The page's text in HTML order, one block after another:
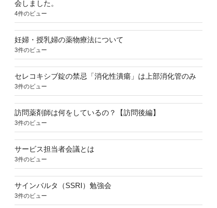
会しました。
4件のビュー
妊婦・授乳婦の薬物療法について
3件のビュー
セレコキシブ錠の禁忌「消化性潰瘍」は上部消化管のみ
3件のビュー
訪問薬剤師は何をしているの？【訪問後編】
3件のビュー
サービス担当者会議とは
3件のビュー
サインバルタ（SSRI）勉強会
3件のビュー